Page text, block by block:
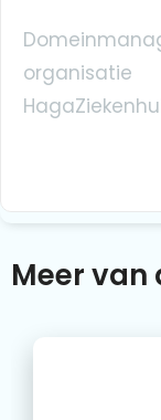
organisatie
Meer